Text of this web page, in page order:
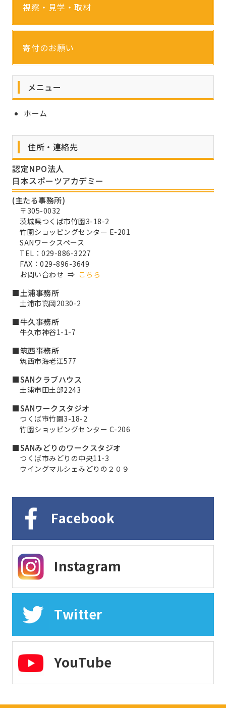
視察・見学・取材
寄付のお願い
メニュー
ホーム
住所・連絡先
認定NPO法人
日本スポーツアカデミー
(主たる事務所)
〒305-0032
茨城県つくば市竹園3-18-2
竹園ショッピングセンター E-201
SANワークスペース
TEL：029-886-3227
FAX：029-896-3649
お問い合わせ ⇒ こちら
■土浦事務所
土浦市高岡2030-2
■牛久事務所
牛久市神谷1-1-7
■筑西事務所
筑西市海老江577
■SANクラブハウス
土浦市田土部2243
■SANワークスタジオ
つくば市竹園3-18-2
竹園ショッピングセンター C-206
■SANみどりのワークスタジオ
つくば市みどりの中央11-3
ウイングマルシェみどりの２０９
Facebook
Instagram
Twitter
YouTube